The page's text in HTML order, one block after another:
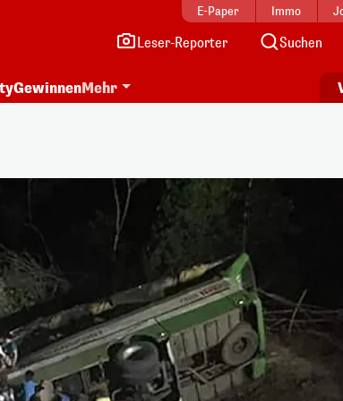
E-Paper Immo
Leser-Reporter Suchen
GewinnenMehr